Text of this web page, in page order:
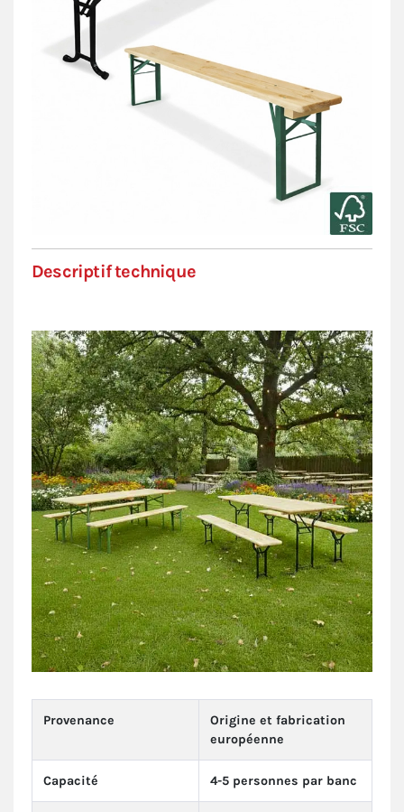
Descriptif technique
Provenance
Origine et fabrication
européenne
Capacité 4-5 personnes par banc